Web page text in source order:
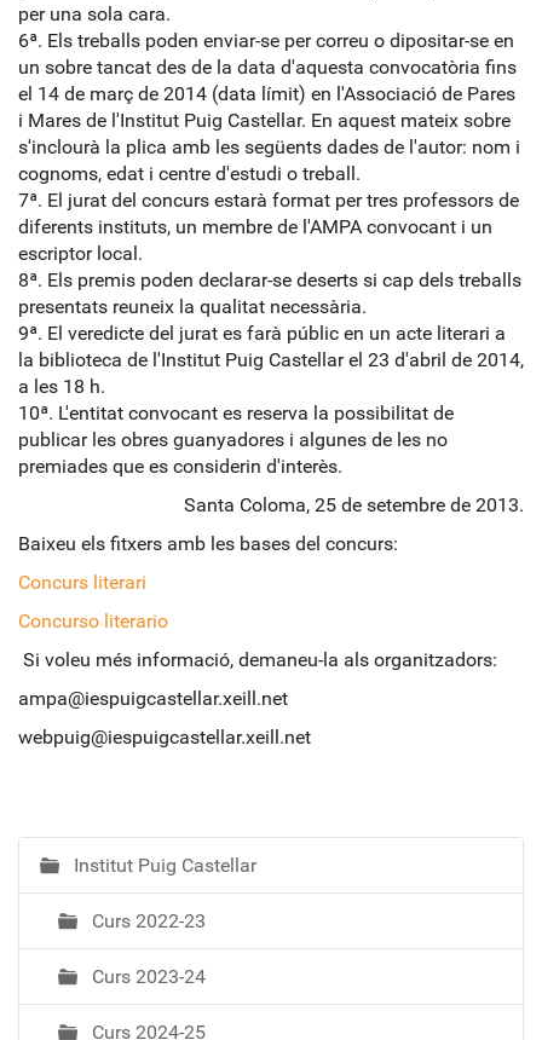
per una sola cara.
6ª. Els treballs poden enviar-se per correu o dipositar-se en
un sobre tancat des de la data d'aquesta convocatòria fins
el 14 de març de 2014 (data límit) en l'Associació de Pares
i Mares de l'Institut Puig Castellar. En aquest mateix sobre
s'inclourà la plica amb les següents dades de l'autor: nom i
cognoms, edat i centre d'estudi o treball.
7ª. El jurat del concurs estarà format per tres professors de
diferents instituts, un membre de l'AMPA convocant i un
escriptor local.
8ª. Els premis poden declarar-se deserts si cap dels treballs
presentats reuneix la qualitat necessària.
9ª. El veredicte del jurat es farà públic en un acte literari a
la biblioteca de l'Institut Puig Castellar el 23 d'abril de 2014,
a les 18 h.
10ª. L'entitat convocant es reserva la possibilitat de
publicar les obres guanyadores i algunes de les no
premiades que es considerin d'interès.
Santa Coloma, 25 de setembre de 2013.
Baixeu els fitxers amb les bases del concurs:
Concurs literari
Concurso literario
Si voleu més informació, demaneu-la als organitzadors:
ampa@iespuigcastellar.xeill.net
webpuig@iespuigcastellar.xeill.net
N
a
e
a
Institut Puig Castellar
Curs 2022-23
Curs 2023-24
Curs 2024-25